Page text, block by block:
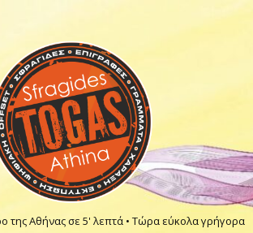
της Αθήνας σε 5' λεπτά • Τώρα εύκολα γρήγορα